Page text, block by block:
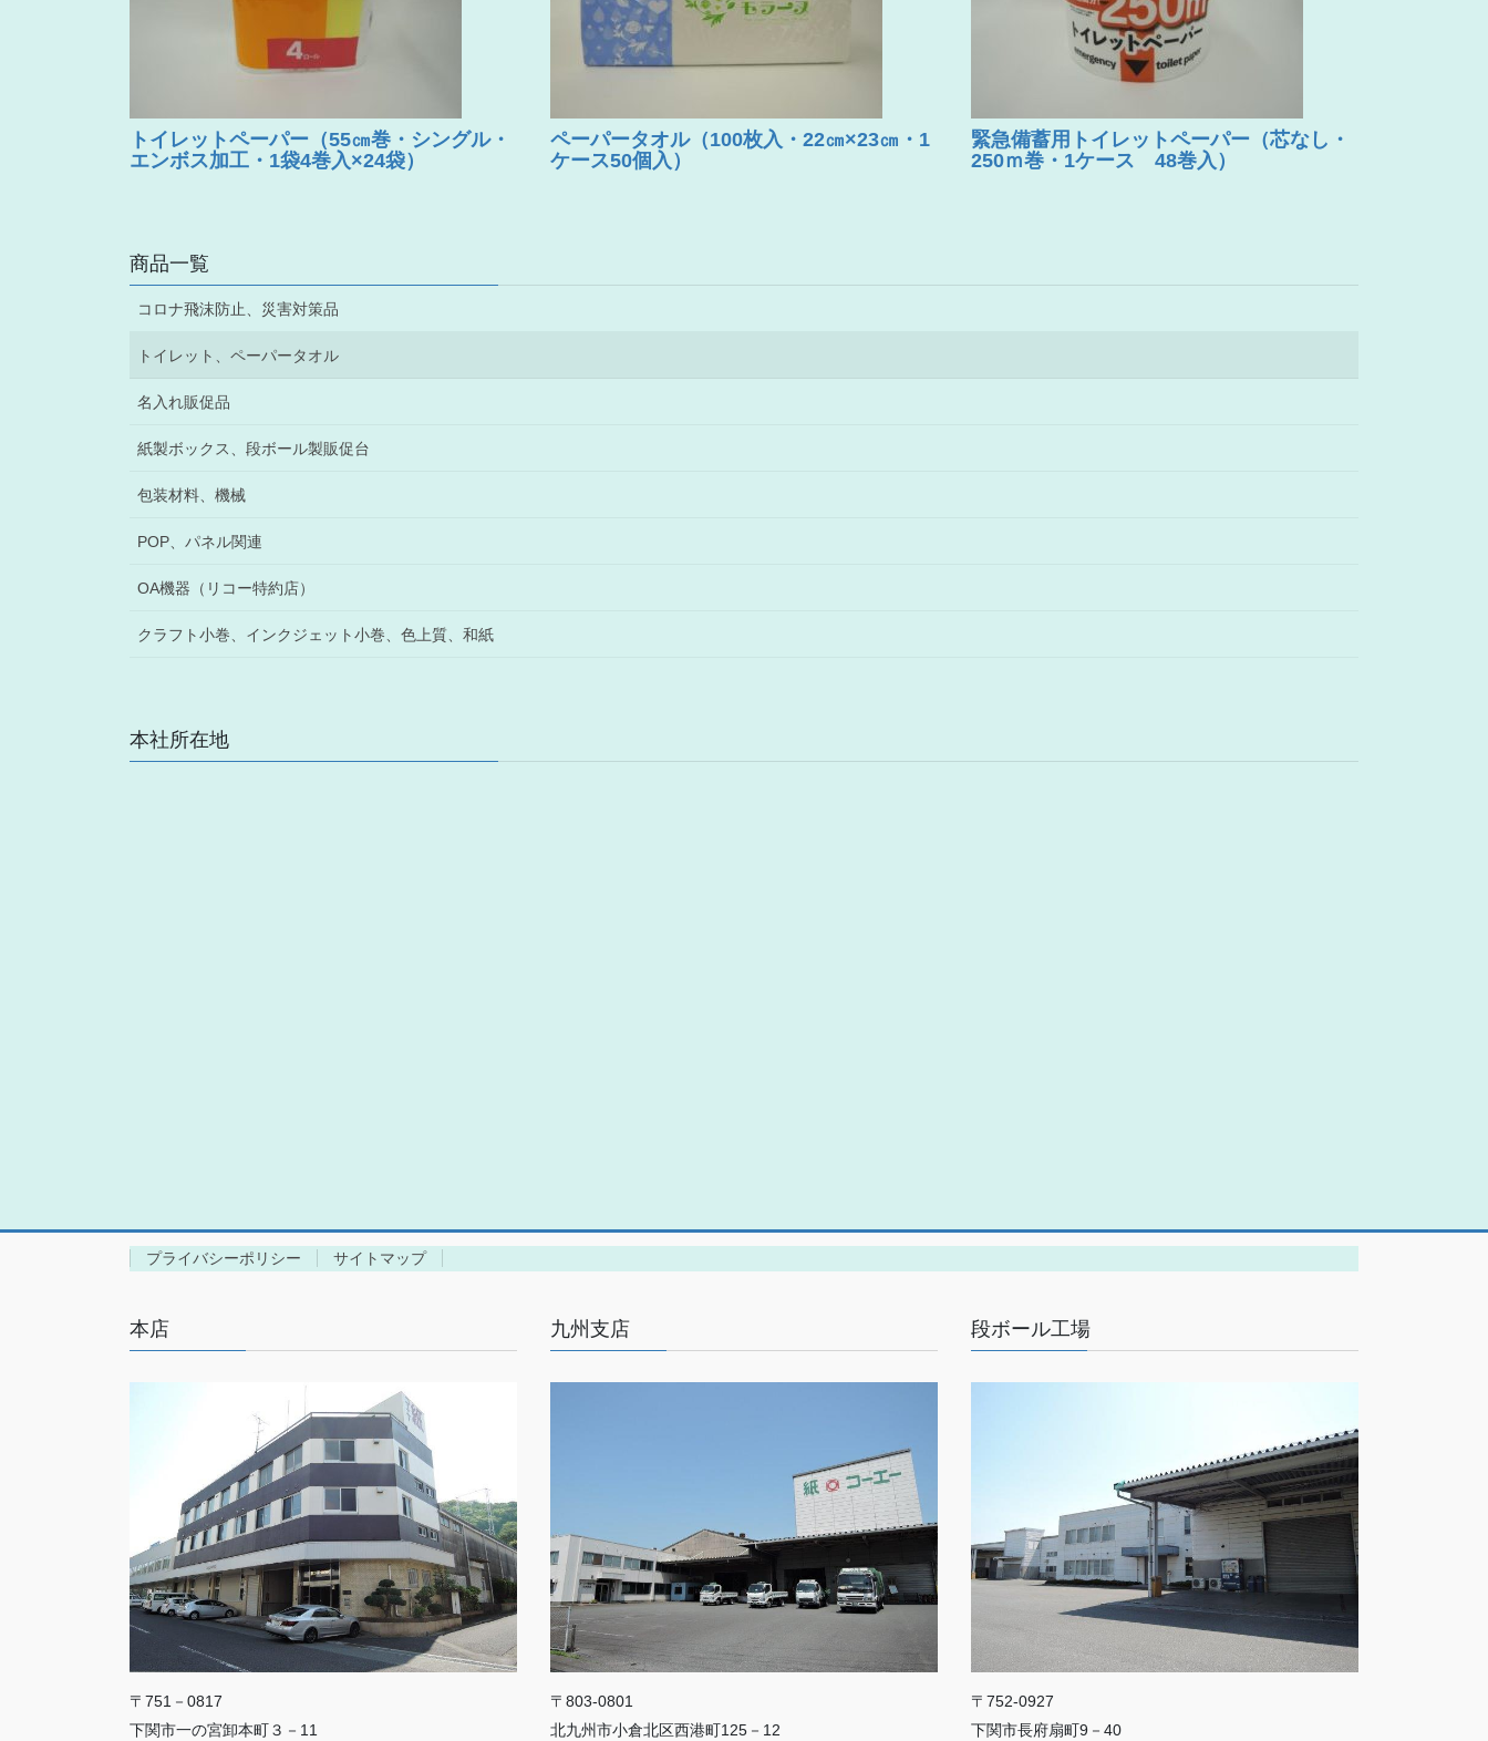
トイレットペーパー（55㎝巻・シングル・
エンボス加工・1袋4巻入×24袋）
ペーパータオル（100枚入・22㎝×23㎝・1
ケース50個入）
緊急備蓄用トイレットペーパー（芯なし・
250ｍ巻・1ケース 48巻入）
商品一覧
コロナ飛沫防止、災害対策品
トイレット、ペーパータオル
名入れ販促品
紙製ボックス、段ボール製販促台
包装材料、機械
POP、パネル関連
OA機器（リコー特約店）
クラフト小巻、インクジェット小巻、色上質、和紙
本社所在地
プライバシーポリシー サイトマップ
本店
〒751－0817
下関市一の宮卸本町３－11
九州支店
〒803-0801
北九州市小倉北区西港町125－12
段ボール工場
〒752-0927
下関市長府扇町9－40